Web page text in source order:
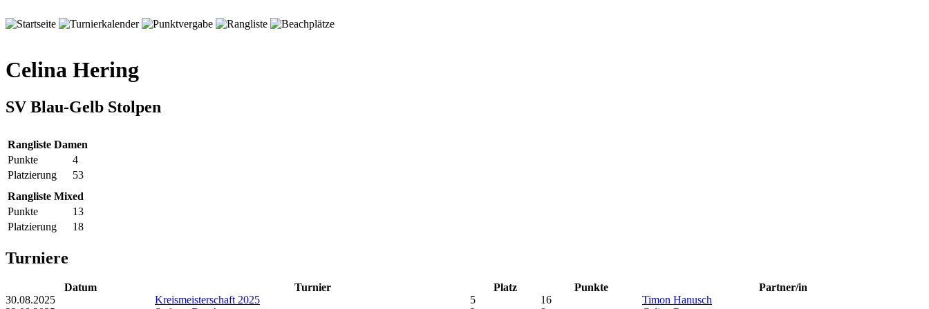
Celina Hering
SV Blau-Gelb Stolpen
Rangliste Damen
Punkte
4
Platzierung
53
Rangliste Mixed
Punkte
13
Platzierung
18
Turniere
Datum Turnier Platz Punkte
Partner/in
30.08.2025
Kreismeisterschaft 2025 5 16
Timon Hanusch